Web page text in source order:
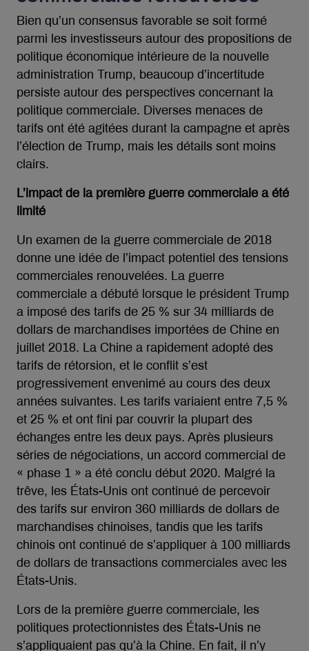
Bien qu’un consensus favorable se soit formé
parmi les investisseurs autour des propositions de
politique économique intérieure de la nouvelle
administration Trump, beaucoup d’incertitude
persiste autour des perspectives concernant la
politique commerciale. Diverses menaces de
tarifs ont été agitées durant la campagne et après
l’élection de Trump, mais les détails sont moins
clairs.
L’impact de la première guerre commerciale a été
limité
Un examen de la guerre commerciale de 2018
donne une idée de l’impact potentiel des tensions
commerciales renouvelées. La guerre
commerciale a débuté lorsque le président Trump
a imposé des tarifs de 25 % sur 34 milliards de
dollars de marchandises importées de Chine en
juillet 2018. La Chine a rapidement adopté des
tarifs de rétorsion, et le conflit s’est
progressivement envenimé au cours des deux
années suivantes. Les tarifs variaient entre 7,5 %
et 25 % et ont fini par couvrir la plupart des
échanges entre les deux pays. Après plusieurs
séries de négociations, un accord commercial de
« phase 1 » a été conclu début 2020. Malgré la
trêve, les États-Unis ont continué de percevoir
des tarifs sur environ 360 milliards de dollars de
marchandises chinoises, tandis que les tarifs
chinois ont continué de s’appliquer à 100 milliards
de dollars de transactions commerciales avec les
États-Unis.
Lors de la première guerre commerciale, les
politiques protectionnistes des États-Unis ne
s’appliquaient pas qu’à la Chine. En fait, il n’y